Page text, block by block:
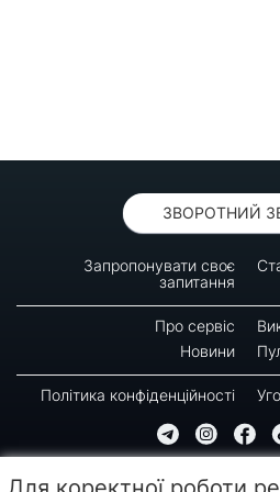
ЗВОРОТНИЙ
Запропонувати своє
запитання
Про сервіс
Новини
Політика конфіденційності